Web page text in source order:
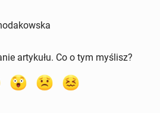
artykułu. Co o tym myślisz?